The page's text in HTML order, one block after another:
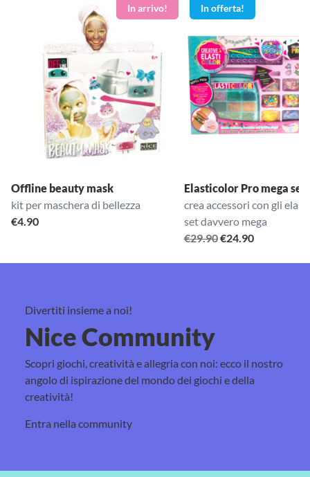
Offline beauty mask
kit per maschera di bellezza
€4.90
In offerta!
Elasticolor Pro mega set
crea accessori con gli
set davvero mega
€29.90Il
€24.90Il
Divertiti insieme a noi!
Nice Community
Scopri giochi, creatività e allegria con noi: ecco il nostro
angolo di ispirazione del mondo dei giochi e della
creatività!
Entra nella community